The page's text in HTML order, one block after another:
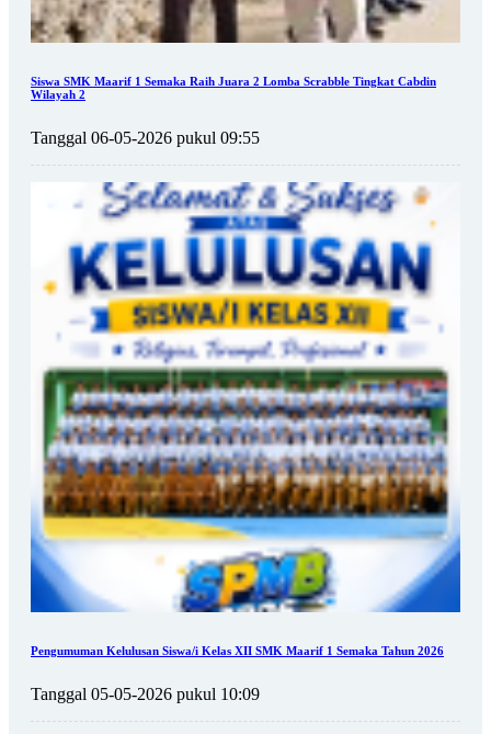
Siswa SMK Maarif 1 Semaka Raih Juara 2 Lomba Scrabble Tingkat Cabdin
Wilayah 2
Tanggal 06-05-2026 pukul 09:55
Pengumuman Kelulusan Siswa/i Kelas XII SMK Maarif 1 Semaka Tahun 2026
Tanggal 05-05-2026 pukul 10:09